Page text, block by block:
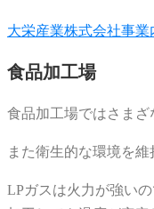
大栄産業株式会社事業
食品加工場
食品加工場ではさま
また衛生的な環境を
LPガスは火力が強い